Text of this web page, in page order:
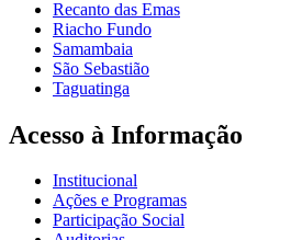
Recanto das Emas
Riacho Fundo
Samambaia
São Sebastião
Taguatinga
Acesso à Informação
Institucional
Ações e Programas
Participação Social